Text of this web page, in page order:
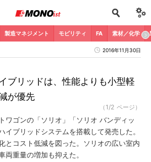
製造マネジメント モビリティ FA 素材／化学
2016年11月30日
ブリッドは、性能よりも小型軽
が優先
（1/2 ページ）
ワゴンの「ソリオ」「ソリオ バンディッ
イブリッドシステムを搭載して発売した。
とコスト低減を図った。ソリオの広い室内
両重量の増加も抑えた。